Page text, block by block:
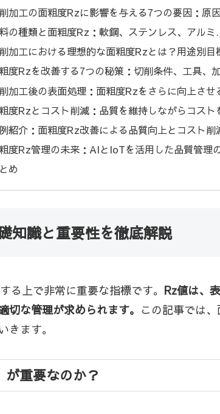
加工の面粗度Rzに影響を与える7つの要因：原
の種類と面粗度Rz：軟鋼、ステンレス、アル
加工における理想的な面粗度Rzとは？用途別目
度Rzを改善する7つの秘策：切削条件、工具、
加工後の表面処理：面粗度Rzをさらに向上させ
度Rzとコスト削減：品質を維持しながらコスト
紹介：面粗度Rz改善による品質向上とコスト削
度Rz管理の未来：AIとIoTを活用した品質管理
め
知識と重要性を徹底解説
る上で非常に重要な指標です。 Rz値は、
な管理が求められます。 この記事では
ます。
重要なのか？